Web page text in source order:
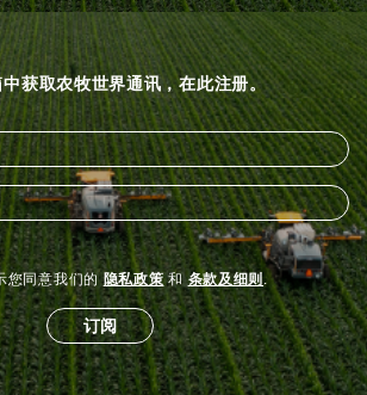
获取农牧世界通讯，在此注册。
您同意我们的隐私政策 和条款及细则 .
订阅